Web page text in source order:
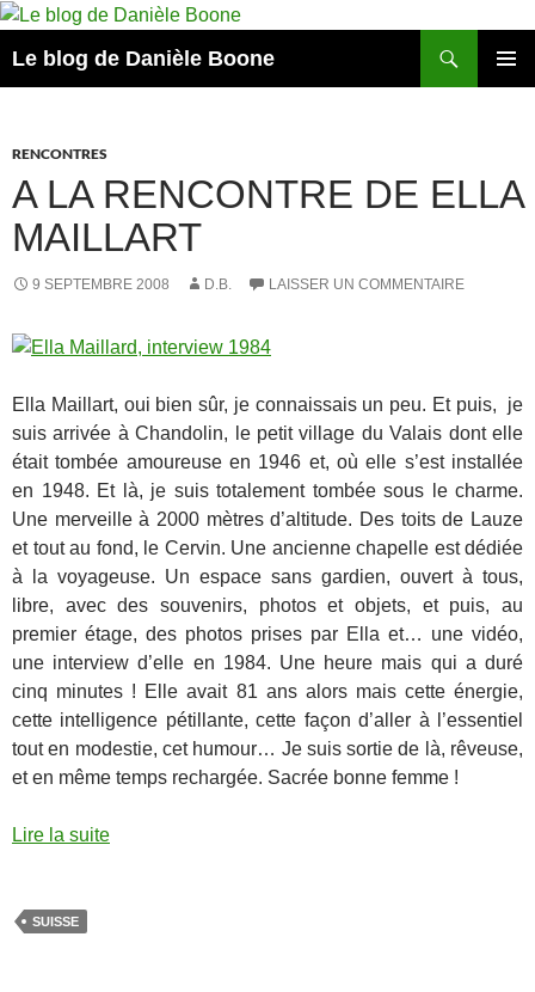
Aller
contenu
Le blog de Danièle Boone
RENCONTRES
A LA RENCONTRE DE ELLA
MAILLART
9 SEPTEMBRE 2008 D.B. LAISSER UN COMMENTAIRE
Ella Maillart, oui bien sûr, je connaissais un peu. Et puis, je
suis arrivée à Chandolin, le petit village du Valais dont elle
était tombée amoureuse en 1946 et, où elle s’est installée
en 1948. Et là, je suis totalement tombée sous le charme.
Une merveille à 2000 mètres d’altitude. Des toits de Lauze
et tout au fond, le Cervin. Une ancienne chapelle est dédiée
à la voyageuse. Un espace sans gardien, ouvert à tous,
libre, avec des souvenirs, photos et objets, et puis, au
premier étage, des photos prises par Ella et… une vidéo,
une interview d’elle en 1984. Une heure mais qui a duré
cinq minutes ! Elle avait 81 ans alors mais cette énergie,
cette intelligence pétillante, cette façon d’aller à l’essentiel
tout en modestie, cet humour… Je suis sortie de là, rêveuse,
et en même temps rechargée. Sacrée bonne femme !
Lire la suite
SUISSE